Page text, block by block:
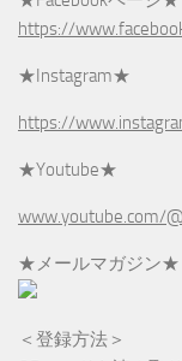
https://
★Instagram★
https://
★Youtube★
www.youtube.com/
★メールマガジン★
＜登録方法＞